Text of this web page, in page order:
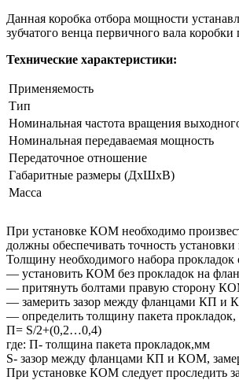
Данная коробка отбора мощности
зубчатого венца первичного вала
Технические характеристики:
Применяемость
Тип
Номинальная частота вращения
Номинальная передаваемая мощность
Передаточное отношение
Габаритные размеры (ДхШхВ)
Масса
При установке КОМ необходимо
должны обеспечивать точность
Толщину необходимого набора
— установить КОМ без прокладок на
— притянуть болтами правую сторону
— замерить зазор между фланцами КП и
— определить толщину пакета
П= S/2+(0,2…0,4)
где: П- толщина пакета прокладок,мм
S- зазор между фланцами КП и КОМ,
При установке КОМ следует проследить